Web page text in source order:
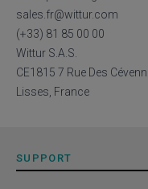
sales.fr@wittur.com
(+33) 81 85 00 00
Wittur S.A.S.
CE1815 7 Rue Des
Lisses, France
SUPPORT